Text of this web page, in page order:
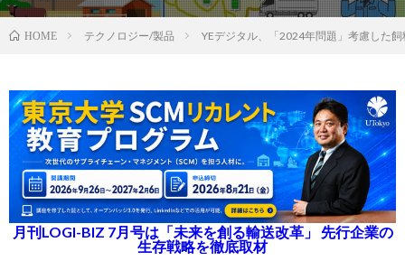
HOME テクノロジー/製品 YEデジタル、「2024年問題」考慮した
月刊LOGI-BIZ 7月号は「未来を創る輸送改革」 先行企業の
生存戦略を徹底取材